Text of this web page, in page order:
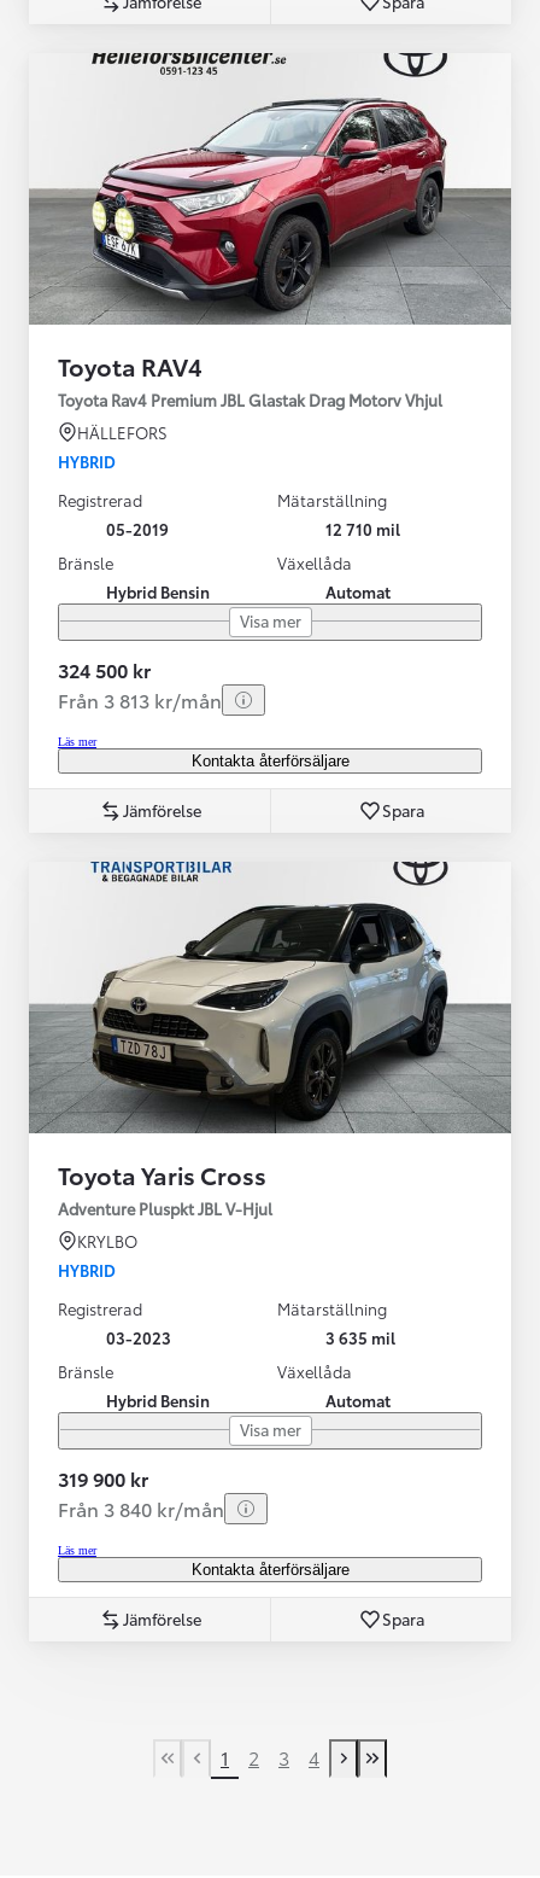
Toyota RAV4
Toyota Rav4 Premium JBL Glastak Drag Motorv Vhjul
HÄLLEFORS
HYBRID
Registrerad
05-2019
Mätarställning
12 710 mil
Bränsle
Hybrid Bensin
Växellåda
Automat
Visa mer
324 500 kr
Från 3 813 kr/mån
Läs mer
Kontakta återförsäljare
Jämförelse Spara
Toyota Yaris Cross
Adventure Pluspkt JBL V-Hjul
KRYLBO
HYBRID
Registrerad
03-2023
Mätarställning
3 635 mil
Bränsle
Hybrid Bensin
Växellåda
Automat
Visa mer
319 900 kr
Från 3 840 kr/mån
Läs mer
Kontakta återförsäljare
Jämförelse Spara
First Page
Previous page
1 2 3 4
Next page
Last Page